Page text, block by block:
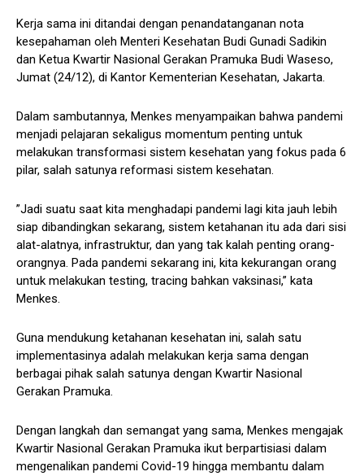
Kerja sama ini ditandai dengan penandatanganan nota
kesepahaman oleh Menteri Kesehatan Budi Gunadi Sadikin
dan Ketua Kwartir Nasional Gerakan Pramuka Budi Waseso,
Jumat (24/12), di Kantor Kementerian Kesehatan, Jakarta.
Dalam sambutannya, Menkes menyampaikan bahwa pandemi
menjadi pelajaran sekaligus momentum penting untuk
melakukan transformasi sistem kesehatan yang fokus pada 6
pilar, salah satunya reformasi sistem kesehatan.
”Jadi suatu saat kita menghadapi pandemi lagi kita jauh lebih
siap dibandingkan sekarang, sistem ketahanan itu ada dari sisi
alat-alatnya, infrastruktur, dan yang tak kalah penting orang-
orangnya. Pada pandemi sekarang ini, kita kekurangan orang
untuk melakukan testing, tracing bahkan vaksinasi,” kata
Menkes.
Guna mendukung ketahanan kesehatan ini, salah satu
implementasinya adalah melakukan kerja sama dengan
berbagai pihak salah satunya dengan Kwartir Nasional
Gerakan Pramuka.
Dengan langkah dan semangat yang sama, Menkes mengajak
Kwartir Nasional Gerakan Pramuka ikut berpartisiasi dalam
mengenalikan pandemi Covid-19 hingga membantu dalam